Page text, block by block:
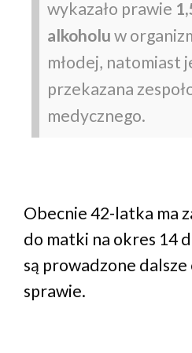
wykazało prawie
alkoholuw
młodej, natomiast
przekazana
medycznego.
Obecnie 42-latka ma
do matki na okres 14
są prowadzone
sprawie.